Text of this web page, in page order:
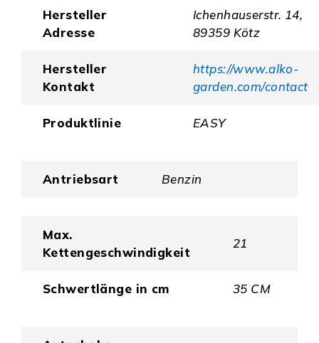
Hersteller
Adresse
Ichenhauserstr. 14,
89359 Kötz
Hersteller
Kontakt
https://www.alko-
garden.com/contact
Produktlinie EASY
Antriebsart Benzin
Max.
Kettengeschwindigkeit
21
Schwertlänge in cm 35 CM